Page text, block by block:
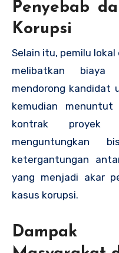
Penyebab
Korupsi
Selain itu, pemilu
melibatkan biaya
mendorong kandidat
kemudian
kontrak proyek
menguntungkan
ketergantungan
yang menjadi akar
kasus korupsi.